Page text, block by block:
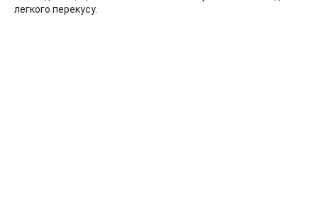
легкого перекусу.